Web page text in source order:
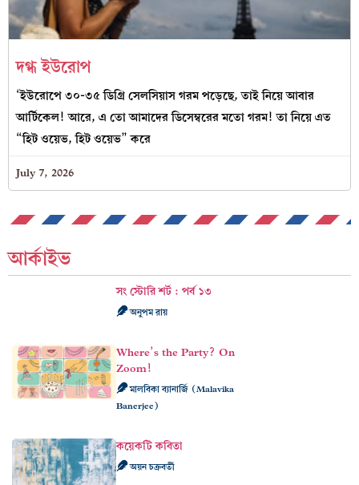
দগ্ধ ইউরোপ
‘ইউরোপে ৩০-৩৫ ডিগ্রি সেলসিয়াস গরম পড়েছে, তাই নিয়ে আবার
আর্টিকেল! আরে, এ তো আমাদের ডিসেম্বরের মতো গরম! তা নিয়ে এত
“হিট ওয়েভ, হিট ওয়েভ” করে
July 7, 2026
আর্কাইভ
সং স্টোরি শর্ট : পর্ব ১৩
অনুপম রায়
Where’s the Party? On
Zoom!
মালবিকা ব্যানার্জি (Malavika
Banerjee)
কয়েকটি কবিতা
অয়ন চক্রবর্তী